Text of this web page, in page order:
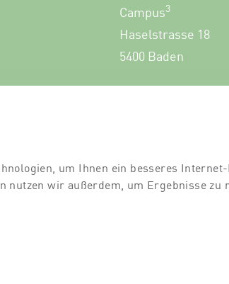
um Ihnen ein besseres
nutzen wir außerdem, um Ergebnisse
Campus3
Haselstrasse 18
5400 Baden
+41 56 552 60